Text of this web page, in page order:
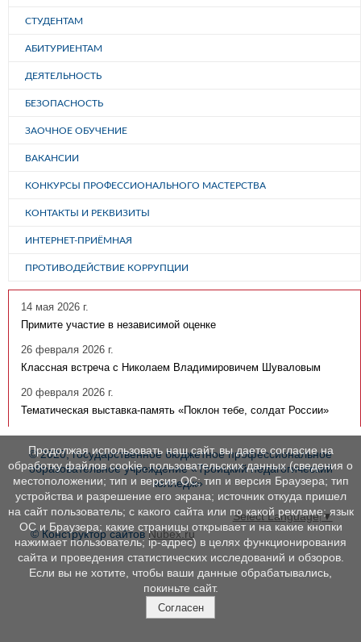
СТУДЕНТАМ
АБИТУРИЕНТАМ
ДЕЯТЕЛЬНОСТЬ
БЕЗОПАСНОСТЬ
ЗАОЧНОЕ ОБУЧЕНИЕ
ВАКАНСИИ
КОНКУРСЫ ПРОФЕССИОНАЛЬНОГО МАСТЕРСТВА
КОНТАКТЫ И РЕКВИЗИТЫ
ИНТЕРНЕТ-ПРИЁМНАЯ
ПРОТИВОДЕЙСТВИЕ КОРРУПЦИИ
14 мая 2026 г.
Примите участие в независимой оценке
26 февраля 2026 г.
Классная встреча с Николаем Владимировичем Шуваловым
20 февраля 2026 г.
Тематическая выставка-память «Поклон тебе, солдат России»
© 2020, государственное бюджетное профессиональное
образовательное учреждение «Троицкий педагогический
колледж»
Select Language▼
© Конструктор сайтовNubex.ru
Продолжая использовать наш сайт, вы даете согласие на
обработку файлов cookie, пользовательских данных (сведения о
местоположении; тип и версия ОС; тип и версия Браузера; тип
устройства и разрешение его экрана; источник откуда пришел
на сайт пользователь; с какого сайта или по какой рекламе; язык
ОС и Браузера; какие страницы открывает и на какие кнопки
нажимает пользователь; ip-адрес) в целях функционирования
сайта и проведения статистических исследований и обзоров.
Если вы не хотите, чтобы ваши данные обрабатывались,
покиньте сайт.
Согласен